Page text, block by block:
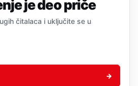
je deo priče
čitalaca i uključite se u
→